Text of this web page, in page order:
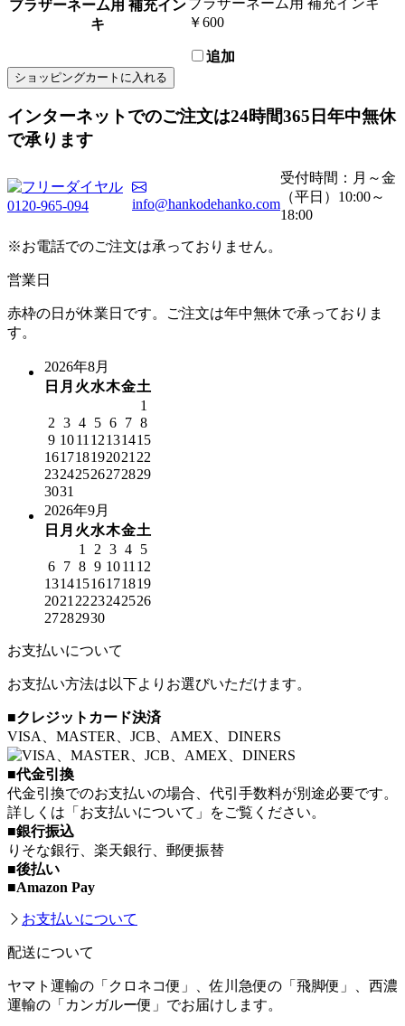
ブラザーネーム用 補充イン
キ
￥600
追加
ショッピングカートに入れる
インターネットでのご注文は24時間365日年中無休
で承ります
0120-965-094 info@hankodehanko.com
受付時間：月～金
（平日）10:00～
18:00
※お電話でのご注文は承っておりません。
営業日
赤枠の日が休業日です。ご注文は年中無休で承っておりま
す。
2026年8月
日 月 火水木金土
1
2 3 4 5 6 7 8
9 1011 12131415
161718192021 22
23242526272829
3031
2026年9月
日 月 火水木金土
1
2 3 4 5
6 7 8 9 1011 12
13141516171819
2021 2223242526
27282930
お支払いについて
お支払い方法は以下よりお選びいただけます。
■クレジットカード決済
VISA、MASTER、JCB、AMEX、DINERS
■代金引換
代金引換でのお支払いの場合、代引手数料が別途必要です。
詳しくは「お支払いについて」をご覧ください。
■銀行振込
りそな銀行、楽天銀行、郵便振替
■後払い
■Amazon Pay
お支払いについて
配送について
ヤマト運輸の「クロネコ便」、佐川急便の「飛脚便」、西濃
運輸の「カンガルー便」でお届けします。